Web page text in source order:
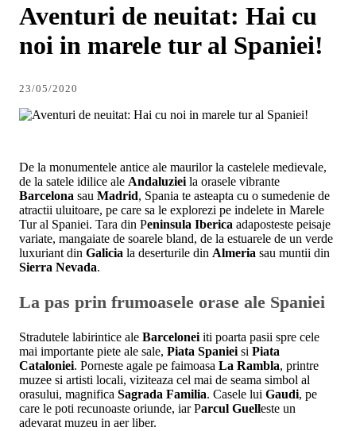
Aventuri de neuitat: Hai cu
noi in marele tur al Spaniei!
23/05/2020
De la monumentele antice ale maurilor la castelele medievale,
de la satele idilice ale Andaluziei la orasele vibrante
Barcelona sau Madrid, Spania te asteapta cu o sumedenie de
atractii uluitoare, pe care sa le explorezi pe indelete in Marele
Tur al Spaniei. Tara din Peninsula Iberica adaposteste peisaje
variate, mangaiate de soarele bland, de la estuarele de un verde
luxuriant din Galicia la deserturile din Almeria sau muntii din
Sierra Nevada.
La pas prin frumoasele orase ale Spaniei
Stradutele labirintice ale Barcelonei iti poarta pasii spre cele
mai importante piete ale sale, Piata Spaniei si Piata
Cataloniei. Porneste agale pe faimoasa La Rambla, printre
muzee si artisti locali, viziteaza cel mai de seama simbol al
orasului, magnifica Sagrada Familia. Casele lui Gaudi, pe
care le poti recunoaste oriunde, iar Parcul Guelleste un
adevarat muzeu in aer liber.